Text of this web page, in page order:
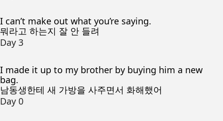
I can’t make out what you’re saying.
뭐라고 하는지 잘 안 들려
Day 3
I made it up to my brother by buying him a new
bag.
남동생한테 새 가방을 사주면서 화해했어
Day 0